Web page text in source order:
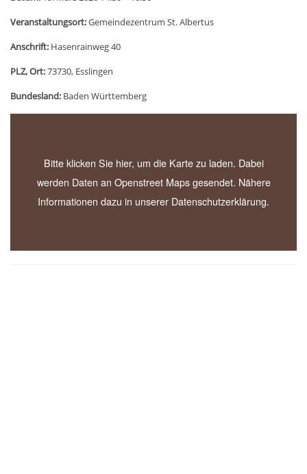
Veranstaltungsort:Gemeindezentrum St. Albertus
Anschrift: Hasenrainweg 40
PLZ, Ort:73730, Esslingen
Bundesland: Baden Württemberg